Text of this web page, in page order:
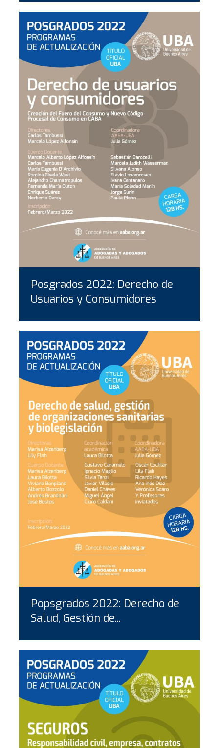
Posgrados 2022: Derecho de
Usuarios y Consumidores
Popsgrados 2022: Derecho de
Salud, Gestión de...